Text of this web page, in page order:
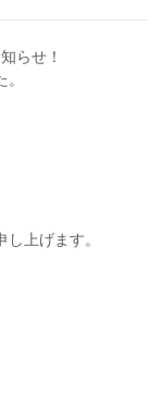
らせ！
上げます。